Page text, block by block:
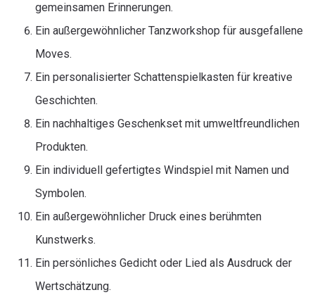
gemeinsamen Erinnerungen.
Ein außergewöhnlicher Tanzworkshop für ausgefallene
Moves.
Ein personalisierter Schattenspielkasten für kreative
Geschichten.
Ein nachhaltiges Geschenkset mit umweltfreundlichen
Produkten.
Ein individuell gefertigtes Windspiel mit Namen und
Symbolen.
Ein außergewöhnlicher Druck eines berühmten
Kunstwerks.
Ein persönliches Gedicht oder Lied als Ausdruck der
Wertschätzung.